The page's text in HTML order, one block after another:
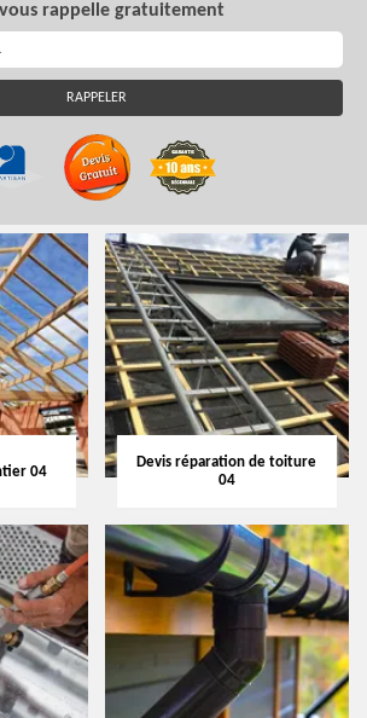
rappelle gratuitement
04
Devis réparation de toiture
04